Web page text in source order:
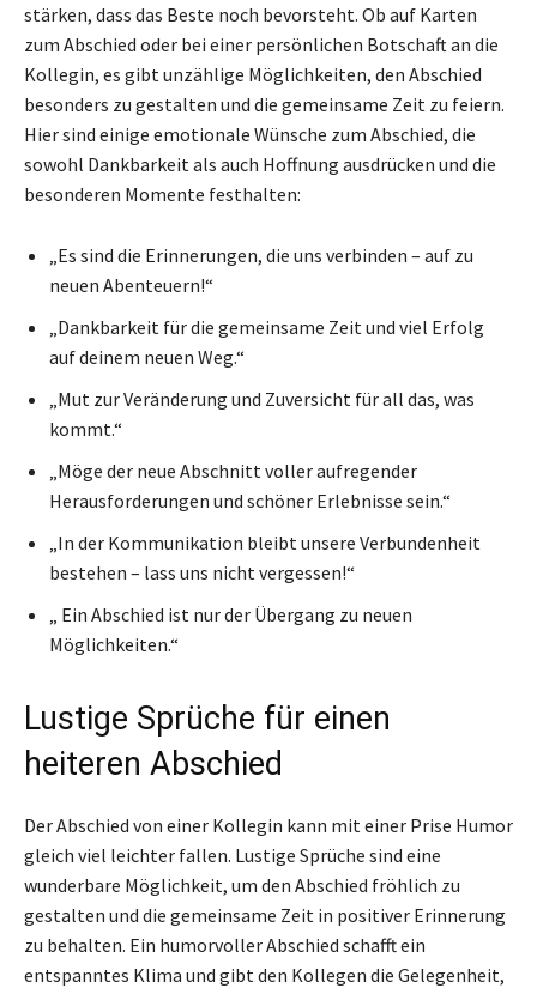
stärken, dass das Beste noch bevorsteht. Ob auf Karten
zum Abschied oder bei einer persönlichen Botschaft an die
Kollegin, es gibt unzählige Möglichkeiten, den Abschied
besonders zu gestalten und die gemeinsame Zeit zu feiern.
Hier sind einige emotionale Wünsche zum Abschied, die
sowohl Dankbarkeit als auch Hoffnung ausdrücken und die
besonderen Momente festhalten:
„Es sind die Erinnerungen, die uns verbinden – auf zu
neuen Abenteuern!“
„Dankbarkeit für die gemeinsame Zeit und viel Erfolg
auf deinem neuen Weg.“
„Mut zur Veränderung und Zuversicht für all das, was
kommt.“
„Möge der neue Abschnitt voller aufregender
Herausforderungen und schöner Erlebnisse sein.“
„In der Kommunikation bleibt unsere Verbundenheit
bestehen – lass uns nicht vergessen!“
„ Ein Abschied ist nur der Übergang zu neuen
Möglichkeiten.“
Lustige Sprüche für einen
heiteren Abschied
Der Abschied von einer Kollegin kann mit einer Prise Humor
gleich viel leichter fallen. Lustige Sprüche sind eine
wunderbare Möglichkeit, um den Abschied fröhlich zu
gestalten und die gemeinsame Zeit in positiver Erinnerung
zu behalten. Ein humorvoller Abschied schafft ein
entspanntes Klima und gibt den Kollegen die Gelegenheit,